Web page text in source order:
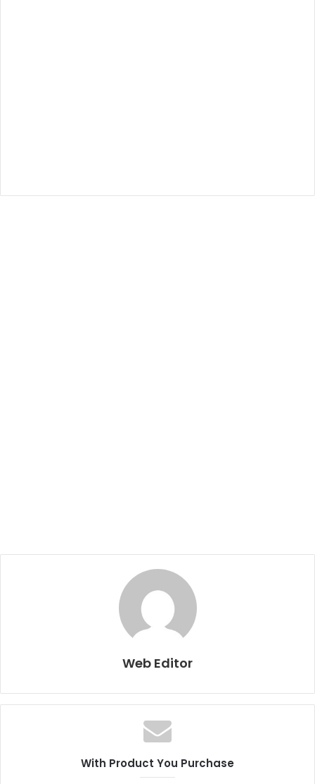
Web Editor
With Product You Purchase